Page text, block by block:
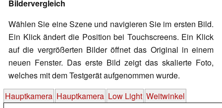
Bildervergleich
Wählen Sie eine Szene und navigieren Sie im ersten Bild.
Ein Klick ändert die Position bei Touchscreens. Ein Klick
auf die vergrößerten Bilder öffnet das Original in einem
neuen Fenster. Das erste Bild zeigt das skalierte Foto,
welches mit dem Testgerät aufgenommen wurde.
Hauptkamera Hauptkamera Low Light Weitwinkel